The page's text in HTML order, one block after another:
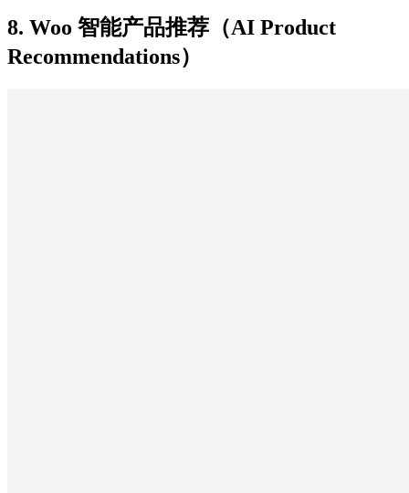
8. Woo 智能产品推荐（AI Product
Recommendations）